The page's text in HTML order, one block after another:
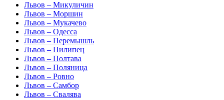
Львов – Микуличин
Львов – Моршин
Львов – Мукачево
Львов – Одесса
Львов – Перемышль
Львов – Пилипец
Львов – Полтава
Львов – Поляница
Львов – Ровно
Львов – Самбор
Львов – Свалява